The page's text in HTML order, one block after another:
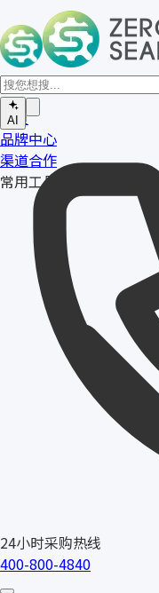
AI
24小时采购热线
400-800-4840
首页
品牌中心
渠道合作
常用工具